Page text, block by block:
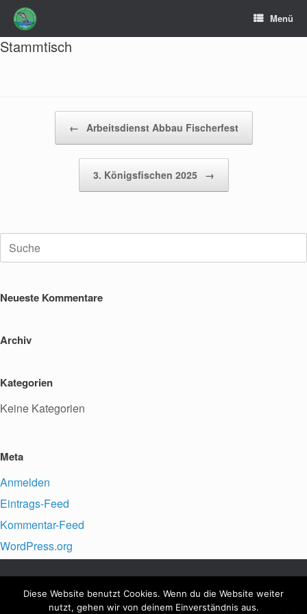
Inhalt
springen
Menü
Stammtisch
← Arbeitsdienst Abbau Fischerfest
3. Königsfischen 2025 →
Suche
nach:
Neueste Kommentare
Archiv
Kategorien
Keine Kategorien
Meta
Anmelden
Eintrags-Feed
Kommentar-Feed
WordPress.org
VfFuG Staffort e.V., © 2026 Impressum
Diese Website benutzt Cookies. Wenn du die Website weiter
nutzt, gehen wir von deinem Einverständnis aus.